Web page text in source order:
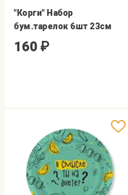
"Корги" Набор
бум.тарелок 6шт 23см
160 ₽